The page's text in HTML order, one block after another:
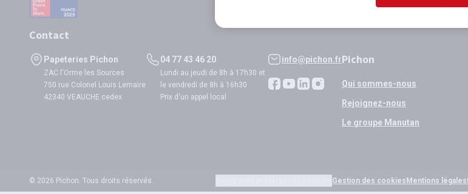
Contact
Papeteries Pichon
ZAC l'Orme les Sources
750 rue Colonel Louis Lemaire
42340 VEAUCHE cedex
04 77 43 46 20
Lundi au jeudi de 8h à 17h30 et
le vendredi de 8h à 16h30
Prix d'un appel local
info@pichon.frPichon
Qui sommes-nous
Rejoignez-nous
Le groupe Manutan
© 2026 Pichon. Tous droits réservés. Gestion des cookies Mentions légales